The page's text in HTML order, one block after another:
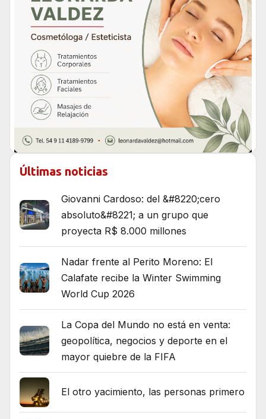
Últimas noticias
Giovanni Cardoso: del &#8220;cero
absoluto&#8221; a un grupo que
proyecta R$ 8.000 millones
Nadar frente al Perito Moreno: El
Calafate recibe la Winter Swimming
World Cup 2026
La Copa del Mundo no está en venta:
geopolítica, negocios y deporte en el
mayor quiebre de la FIFA
El otro yacimiento, las personas primero